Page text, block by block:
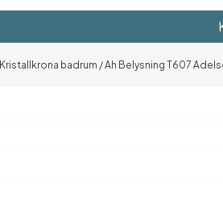
Kristallkrona badrum /Ah Belysning T607